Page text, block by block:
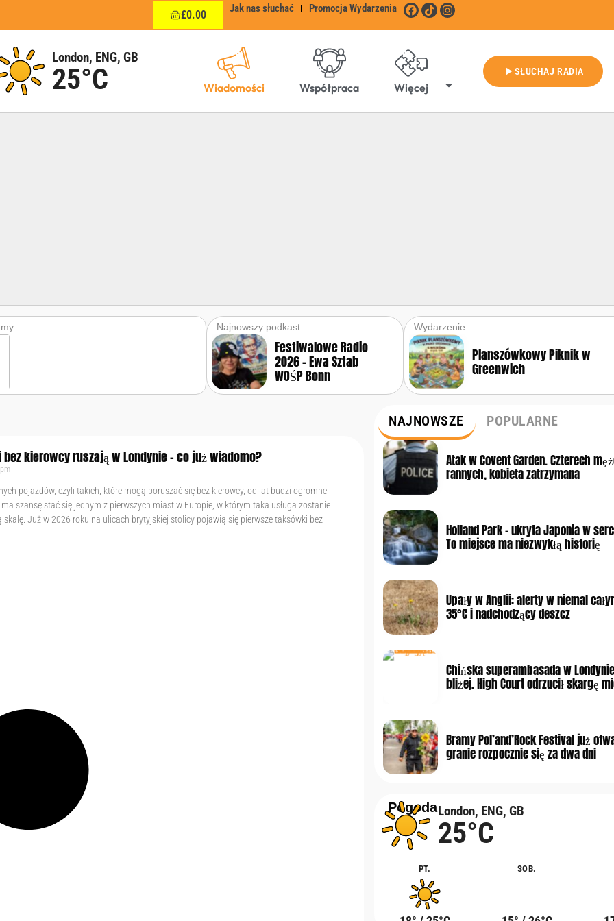
£0.00 Jak nas słuchać Promocja Wydarzenia
London, ENG, GB
25°C Wiadomości Współpraca Więcej
play_arrowSŁUCHAJ RADIA
Najnowszy podkast
Festiwalowe Radio
2026 – Ewa Sztab
WOŚP Bonn
Wydarzenie
Planszówkowy Piknik w
Greenwich
kierowcy ruszają w Londynie – co już wiadomo?
pojazdów, czyli takich, które mogą poruszać się bez kierowcy, od lat budzi ogromne
szansę stać się jednym z pierwszych miast w Europie, w którym taka usługa zostanie
skalę. Już w 2026 roku na ulicach brytyjskiej stolicy pojawią się pierwsze taksówki bez
NAJNOWSZE POPULARNE
Atak w Covent Garden. Czterech
rannych, kobieta zatrzymana
Holland Park – ukryta Japonia w
To miejsce ma niezwykłą historię
Upały w Anglii: alerty w niemal
35°C i nadchodzący deszcz
Chińska superambasada w
bliżej. High Court odrzucił skargę
Bramy Pol’and’Rock Festival już
granie rozpocznie się za dwa dni
PogodaLondon, ENG, GB
25°C
PT. SOB.